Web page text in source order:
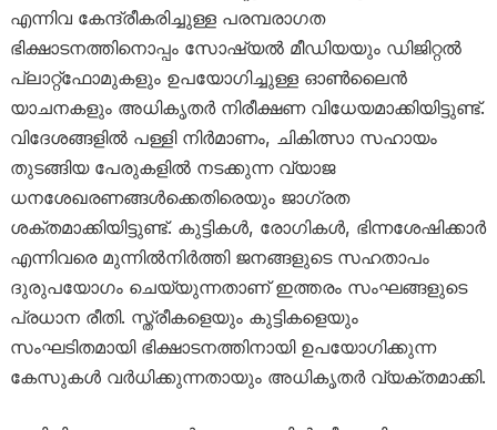
എന്നിവ കേന്ദ്രീകരിച്ചുള്ള പരമ്പരാഗത
ഭിക്ഷാടനത്തിനൊപ്പം സോഷ്യൽ മീഡിയയും ഡിജിറ്റൽ
പ്ലാറ്റ്‌ഫോമുകളും ഉപയോഗിച്ചുള്ള ഓൺലൈൻ
യാചനകളും അധികൃതർ നിരീക്ഷണ വിധേയമാക്കിയിട്ടുണ്ട്.
വിദേശങ്ങളിൽ പള്ളി നിർമാണം, ചികിത്സാ സഹായം
തുടങ്ങിയ പേരുകളിൽ നടക്കുന്ന വ്യാജ
ധനശേഖരണങ്ങൾക്കെതിരെയും ജാഗ്രത
ശക്തമാക്കിയിട്ടുണ്ട്. കുട്ടികൾ, രോഗികൾ, ഭിന്നശേഷിക്കാർ
എന്നിവരെ മുന്നിൽനിർത്തി ജനങ്ങളുടെ സഹതാപം
ദുരുപയോഗം ചെയ്യുന്നതാണ് ഇത്തരം സംഘങ്ങളുടെ
പ്രധാന രീതി. സ്ത്രീകളെയും കുട്ടികളെയും
സംഘടിതമായി ഭിക്ഷാടനത്തിനായി ഉപയോഗിക്കുന്ന
കേസുകൾ വർധിക്കുന്നതായും അധികൃതർ വ്യക്തമാക്കി.